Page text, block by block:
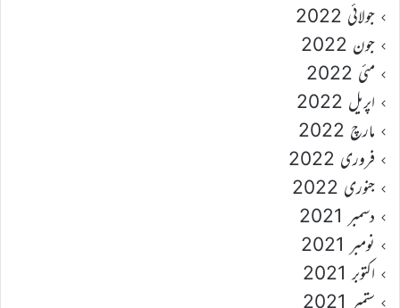
جولائی 2022
جون 2022
مئی 2022
اپریل 2022
مارچ 2022
فروری 2022
جنوری 2022
دسمبر 2021
نومبر 2021
اکتوبر 2021
ستمبر 2021